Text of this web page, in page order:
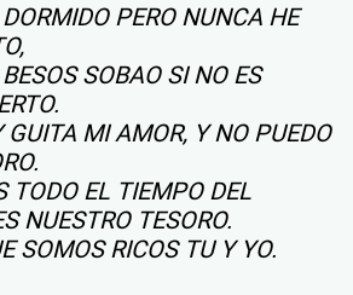
PERO NUNCA HE
SOBAO SI NO ES
GUITA MI AMOR, Y NO PUEDO
TODO EL TIEMPO DEL
NUESTRO TESORO.
SOMOS RICOS TU Y YO.